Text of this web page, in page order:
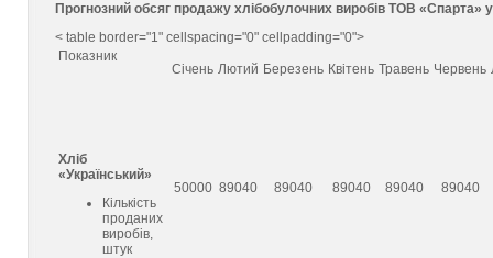
Прогнозний обсяг продажу хлібобулочних виробів ТОВ «Спарта»
< table border="1" cellspacing="0" cellpadding="0">
Показник
Січень Лютий Березень Квітень Травень Червень
Хліб
«Український»
Кількість
проданих
виробів,
штук
50000 89040 89040 89040 89040 89040